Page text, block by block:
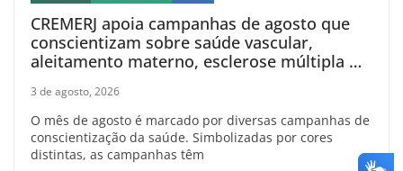
CREMERJ apoia campanhas de agosto que
conscientizam sobre saúde vascular,
aleitamento materno, esclerose múltipla e
3 de agosto, 2026
O mês de agosto é marcado por diversas campanhas de
conscientização da saúde. Simbolizadas por cores
distintas, as campanhas têm